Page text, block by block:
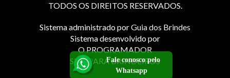
TODOS OS DIREITOS RESERVADOS.
Sistema administrado porGuia dos Brindes
Sistema desenvolvido por
O PROGRAMADOR
SITE PARA BRINDEIROS
Fale conosco pelo
Whatsapp